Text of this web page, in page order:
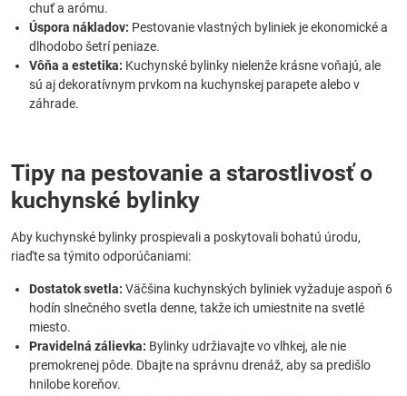
chuť a arómu.
Úspora nákladov: Pestovanie vlastných byliniek je ekonomické a
dlhodobo šetrí peniaze.
Vôňa a estetika: Kuchynské bylinky nielenže krásne voňajú, ale
sú aj dekoratívnym prvkom na kuchynskej parapete alebo v
záhrade.
Tipy na pestovanie a starostlivosť o
kuchynské bylinky
Aby kuchynské bylinky prospievali a poskytovali bohatú úrodu,
riaďte sa týmito odporúčaniami:
Dostatok svetla: Väčšina kuchynských byliniek vyžaduje aspoň 6
hodín slnečného svetla denne, takže ich umiestnite na svetlé
miesto.
Pravidelná zálievka: Bylinky udržiavajte vo vlhkej, ale nie
premokrenej pôde. Dbajte na správnu drenáž, aby sa predišlo
hnilobe koreňov.